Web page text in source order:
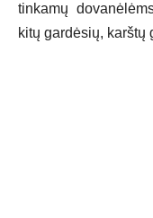
tinkamų
kitų gardėsių, karštų